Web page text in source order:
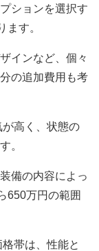
ションを選択す
ます。
インなど、個々
の追加費用も考
高く、状態の
。
備の内容によっ
650万円の範囲
帯は、性能と